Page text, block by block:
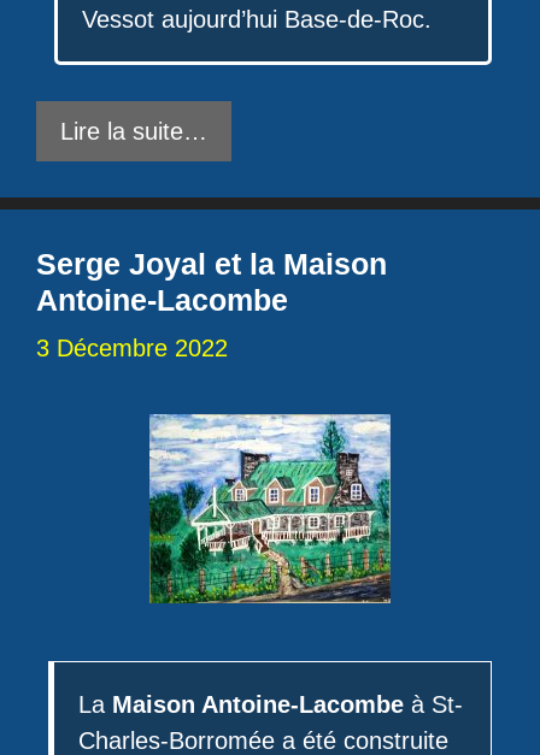
Vessot aujourd’hui Base-de-Roc.
Lire la suite…
Serge Joyal et la Maison
Antoine-Lacombe
3 Décembre 2022
La Maison Antoine-Lacombe à St-
Charles-Borromée a été construite